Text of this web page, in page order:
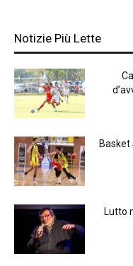
Notizie Più Lette
Basket
Lutto